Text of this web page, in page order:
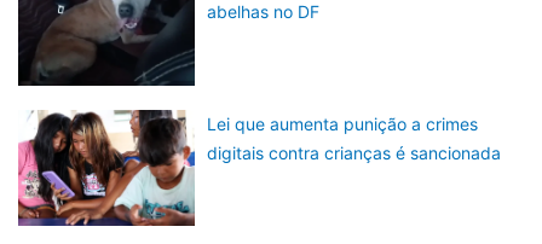
abelhas no DF
Lei que aumenta punição a crimes
digitais contra crianças é sancionada